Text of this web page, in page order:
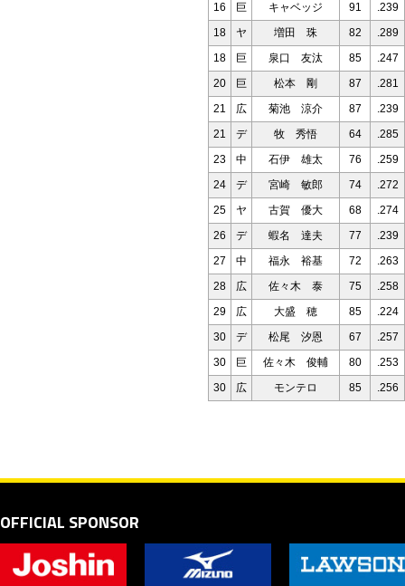
16
巨 キャベッジ 91
.239
18
ヤ 増田 珠 82
.289
18
巨 泉口 友汰 85
.247
20
巨 松本 剛 87
.281
21
広 菊池 涼介 87
.239
21
デ 牧 秀悟 64
.285
23
中 石伊 雄太 76
.259
24
デ 宮崎 敏郎 74
.272
25
ヤ 古賀 優大 68
.274
26
デ 蝦名 達夫 77
.239
27
中 福永 裕基 72
.263
28
広 佐々木 泰 75
.258
29
広 大盛 穂 85
.224
30
デ 松尾 汐恩 67
.257
30
巨 佐々木 俊輔 80
.253
30
広 モンテロ 85 .256
OFFICIAL SPONSOR